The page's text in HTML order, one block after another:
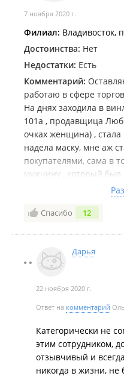
7 ноября 2020 г.
Филиал: Владивосток,
Достоинства: Нет
Недостатки: Есть
Комментарий:
работаю в сфере
На днях заходила в
101а , продавщица
очках женщина) ,
надела маску, мне аж
покупателями, сама в
мужчину , который был
висела на подбородке.
Флиртовала с этим
купить ей шоколад,
вина. Ситуация, эта
молодого парня он
выбором вина.
стало неловко, я
парня.
Я сама работаю в
недопустимо , нет
магазин и принимать
Спасибо 12
Дарья
22 ноября 2020 г.
Ответ на комментарий
Категорически не
этим сотрудником,
отзывчивый и
никогда в жизни, не